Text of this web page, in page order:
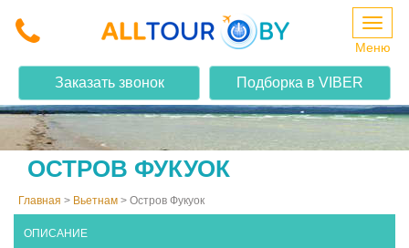
Меню
Заказать звонок Подборка в VIBER
ОСТРОВ ФУКУОК
Главная > Вьетнам > Остров Фукуок
ОПИСАНИЕ